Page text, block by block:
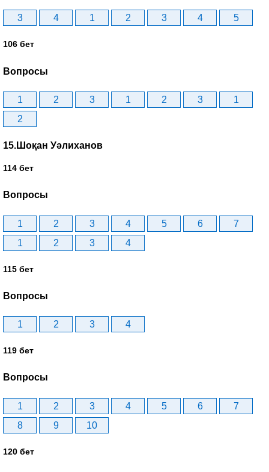
3 4 1 2 3 4 5
106 бет
Вопросы
1 2 3 1 2 3
1
2
15.Шоқан Уәлиханов
114 бет
Вопросы
1 2 3 4 5 6
7
1
2 3 4
115 бет
Вопросы
1 2 3 4
119 бет
Вопросы
1 2 3 4 5 6
7
8
9 10
120 бет